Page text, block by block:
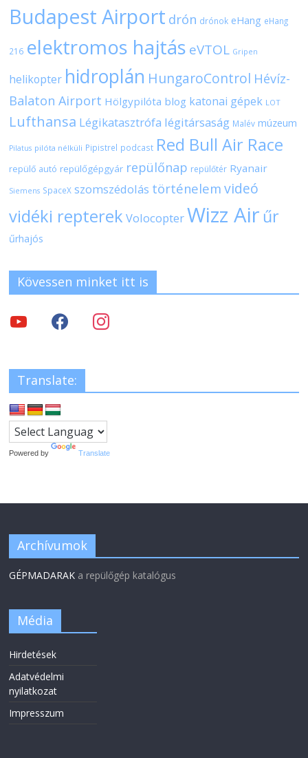
Budapest Airport drón drónok eHang eHang
216 elektromos hajtás eVTOL Gripen
helikopter hidroplán HungaroControl Hévíz-
Balaton Airport Hölgypilóta blog katonai gépek LOT
Lufthansa Légikatasztrófa légitársaság Malév múzeum
Pilatus pilóta nélküli Pipistrel podcast Red Bull Air Race
repülő autó repülőgépgyár repülőnap repülőtér Ryanair
Siemens SpaceX szomszédolás történelem videó
vidéki repterek VolocopterWizz Air űr
űrhajós
Kövessen minket itt is
Translate:
Powered by Translate
Archívumok
GÉPMADARAK a repülőgép katalógus
Média
Hirdetések
Adatvédelmi
nyilatkozat
Impresszum